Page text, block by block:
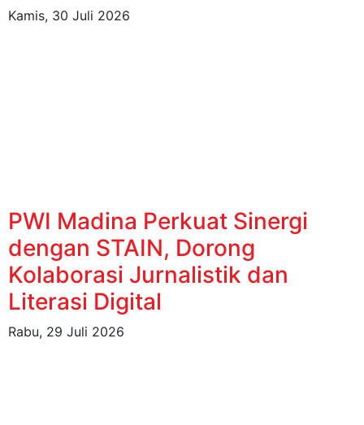
Kamis, 30 Juli 2026
PWI Madina Perkuat Sinergi
dengan STAIN, Dorong
Kolaborasi Jurnalistik dan
Literasi Digital
Rabu, 29 Juli 2026